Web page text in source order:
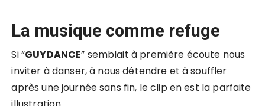
La musique comme refuge
Si “GUYDANCE” semblait à première écoute nous
inviter à danser, à nous détendre et à souffler
après une journée sans fin, le clip en est la parfaite